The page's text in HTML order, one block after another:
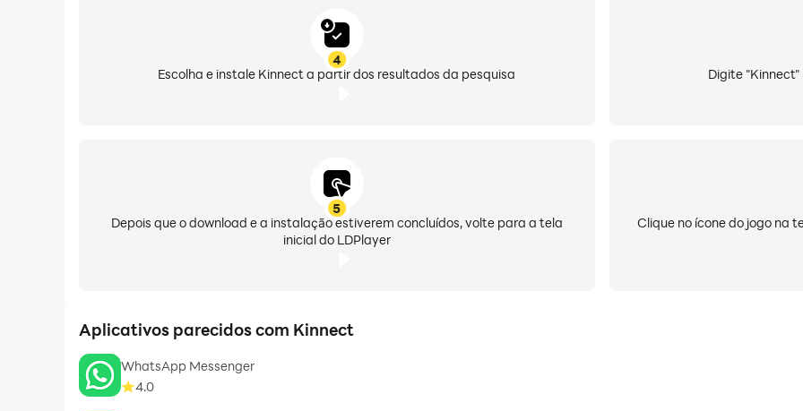
Digite
4
Escolha e instale Kinnect a partir dos resultados da pesquisa
5
Depois que o download e a instalação estiverem concluídos, volte para a tela
inicial do LDPlayer
Clique no ícone do jogo na
Aplicativos parecidos com Kinnect
WhatsApp Messenger
4.0